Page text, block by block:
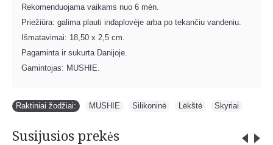
Rekomenduojama vaikams nuo 6 mėn.
Priežiūra: galima plauti indaplovėje arba po tekančiu vandeniu.
Išmatavimai: 18,50 x 2,5 cm.
Pagaminta ir sukurta Danijoje.
Gamintojas: MUSHIE.
Raktiniai žodžiai: MUSHIE Silikoninė Lėkštė Skyriai
Susijusios prekės